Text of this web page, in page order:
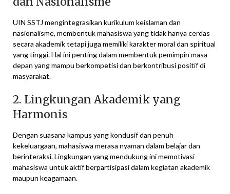
UIN SSTJ mengintegrasikan kurikulum keislaman dan
nasionalisme, membentuk mahasiswa yang tidak hanya cerdas
secara akademik tetapi juga memiliki karakter moral dan spiritual
yang tinggi. Hal ini penting dalam membentuk pemimpin masa
depan yang mampu berkompetisi dan berkontribusi positif di
masyarakat.
2. Lingkungan Akademik yang
Harmonis
Dengan suasana kampus yang kondusif dan penuh
kekeluargaan, mahasiswa merasa nyaman dalam belajar dan
berinteraksi. Lingkungan yang mendukung ini memotivasi
mahasiswa untuk aktif berpartisipasi dalam kegiatan akademik
maupun keagamaan.